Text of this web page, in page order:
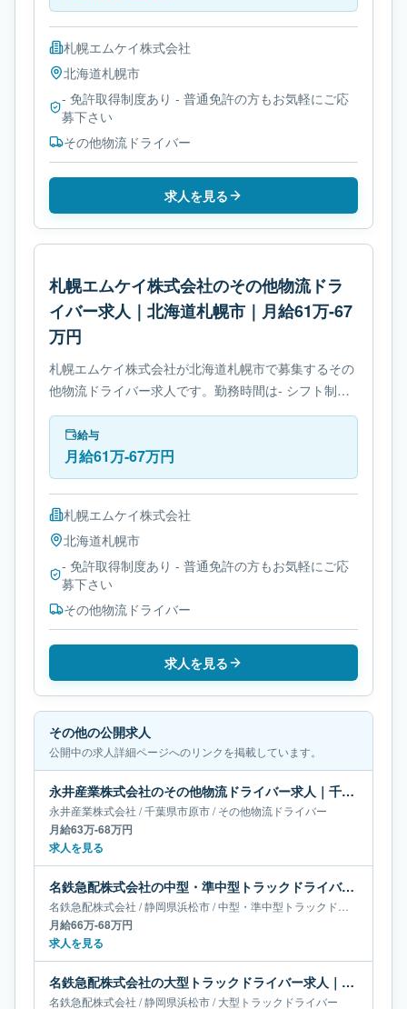
札幌エムケイ株式会社
北海道札幌市
- 免許取得制度あり - 普通免許の方もお気軽にご応
募下さい
その他物流ドライバー
求人を見る
札幌エムケイ株式会社のその他物流ドラ
イバー求人｜北海道札幌市｜月給61万-67
万円
札幌エムケイ株式会社が北海道札幌市で募集するその
他物流ドライバー求人です。勤務時間は- シフト制で
す。必要免許は- 免許取得制度ありです。
給与
月給61万-67万円
札幌エムケイ株式会社
北海道札幌市
- 免許取得制度あり - 普通免許の方もお気軽にご応
募下さい
その他物流ドライバー
求人を見る
その他の公開求人
公開中の求人詳細ページへのリンクを掲載しています。
永井産業株式会社のその他物流ドライバー求人｜千葉県市原市｜月給63万-68万円
永井産業株式会社 /千葉県市原市/その他物流ドライバー
月給63万-68万円
求人を見る
名鉄急配株式会社の中型・準中型トラックドライバー求人｜静岡県浜松市｜月給66万-68万円
名鉄急配株式会社 /静岡県浜松市/中型・準中型トラックドライバー
月給66万-68万円
求人を見る
名鉄急配株式会社の大型トラックドライバー求人｜静岡県浜松市｜月給55万円
名鉄急配株式会社 /静岡県浜松市/大型トラックドライバー